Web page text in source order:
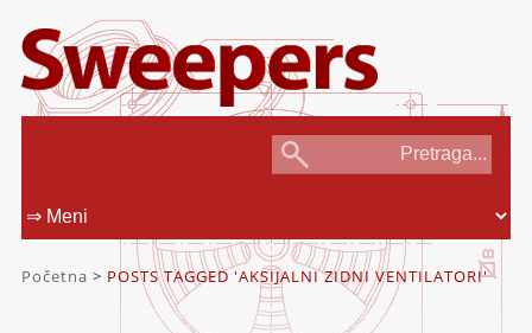
Početna > POSTS TAGGED 'AKSIJALNI ZIDNI VENTILATORI'